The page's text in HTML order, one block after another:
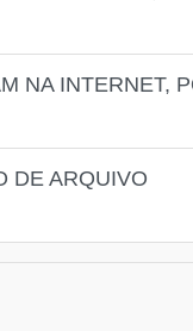
NA INTERNET,
DE ARQUIVO